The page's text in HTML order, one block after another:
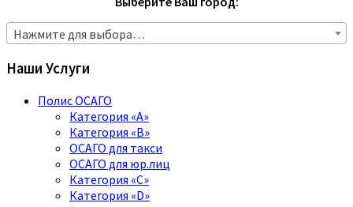
Нажмите для выбора…
Наши Услуги
Полис ОСАГО
Категория «A»
Категория «B»
ОСАГО для такси
ОСАГО для юр.лиц
Категория «C»
Категория «D»